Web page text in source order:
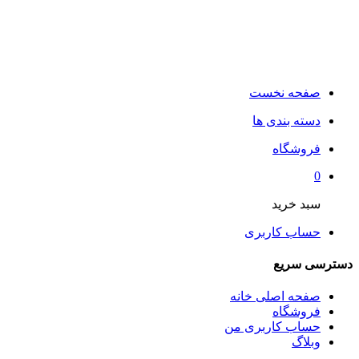
صفحه نخست
دسته بندی ها
فروشگاه
0
سبد خرید
حساب کاربری
دسترسی سریع
صفحه اصلی خانه
فروشگاه
حساب کاربری من
وبلاگ